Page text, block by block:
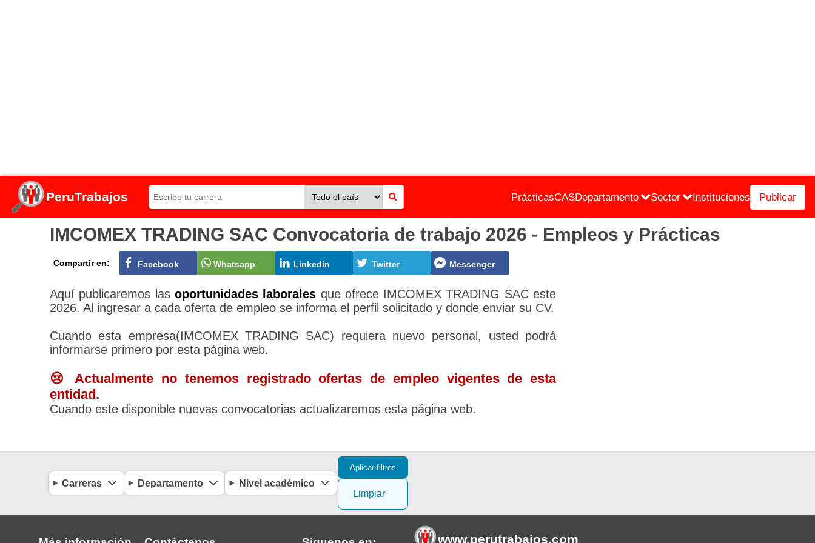
PeruTrabajos PrácticasCASDepartamento Sector Instituciones Publicar
IMCOMEX TRADING SAC Convocatoria de trabajo 2026 - Empleos y Prácticas
Compartir en: Facebook Whatsapp Linkedin Twitter Messenger
Aquí publicaremos las oportunidades laborales que ofrece IMCOMEX TRADING SAC este
2026. Al ingresar a cada oferta de empleo se informa el perfil solicitado y donde enviar su CV.
Cuando esta empresa(IMCOMEX TRADING SAC) requiera nuevo personal, usted podrá
informarse primero por esta página web.
😢 Actualmente no tenemos registrado ofertas de empleo vigentes de esta
entidad.
Cuando este disponible nuevas convocatorias actualizaremos esta página web.
Carreras Departamento Nivel académico
Aplicar filtros
Limpiar
www.perutrabajos.com